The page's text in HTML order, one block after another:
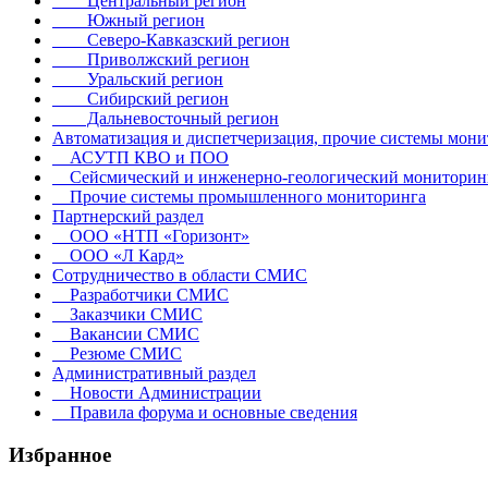
Южный регион
Северо-Кавказский регион
Приволжский регион
Уральский регион
Сибирский регион
Дальневосточный регион
Автоматизация и диспетчеризация, прочие системы
АСУТП КВО и ПОО
Сейсмический и инженерно-геологический
Прочие системы промышленного мониторинга
Партнерский раздел
ООО «НТП «Горизонт»
ООО «Л Кард»
Сотрудничество в области СМИС
Разработчики СМИС
Заказчики СМИС
Вакансии СМИС
Резюме СМИС
Административный раздел
Новости Администрации
Правила форума и основные сведения
Избранное